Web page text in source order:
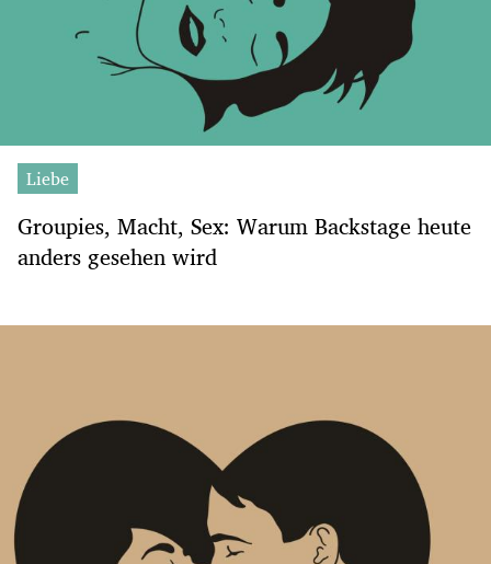
Liebe
Groupies, Macht, Sex: Warum Backstage heute
anders gesehen wird